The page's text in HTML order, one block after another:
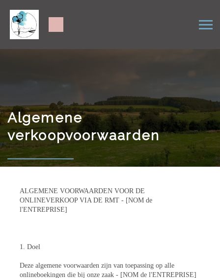
Algemene
verkoopvoorwaarden
ALGEMENE VOORWAARDEN VOOR DE
ONLINEVERKOOP VIA DE RMT - [NOM de
l'ENTREPRISE]
1. Doel
Deze algemene voorwaarden zijn van toepassing op alle
onlineboekingen die bij onze zaak - [NOM de l'ENTREPRISE]